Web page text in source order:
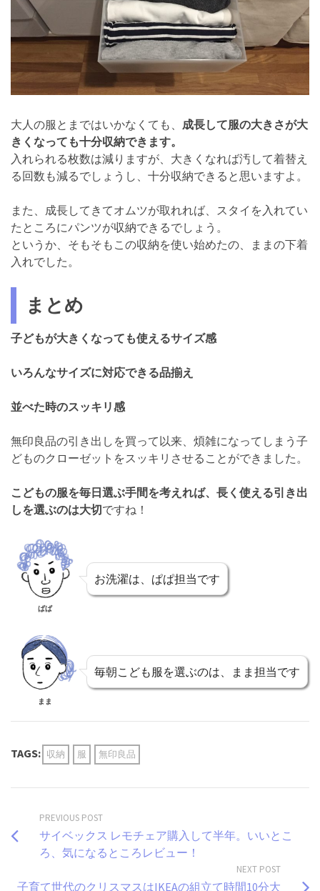
大人の服とまではいかなくても、 成長して服の大きさが大
きくなっても十分収納できます。
入れられる枚数は減りますが、大きくなれば汚して着替え
る回数も減るでしょうし、十分収納できると思いますよ。
また、成長してきてオムツが取れれば、スタイを入れてい
たところにパンツが収納できるでしょう。
というか、そもそもこの収納を使い始めたの、ままの下着
入れでした。
まとめ
子どもが大きくなっても使えるサイズ感
いろんなサイズに対応できる品揃え
並べた時のスッキリ感
無印良品の引き出しを買って以来、煩雑になってしまう子
どものクローゼットをスッキリさせることができました。
こどもの服を毎日選ぶ手間を考えれば、長く使える引き出
しを選ぶのは大切ですね！
ぱぱ
お洗濯は、ぱぱ担当です
まま
毎朝こども服を選ぶのは、まま担当です
TAGS: 収納 服 無印良品
PREVIOUS POST
サイベックス レモチェア購入して半年。いいとこ
ろ、気になるところレビュー！
NEXT POST
子育て世代のクリスマスはIKEAの組立て時間10分大